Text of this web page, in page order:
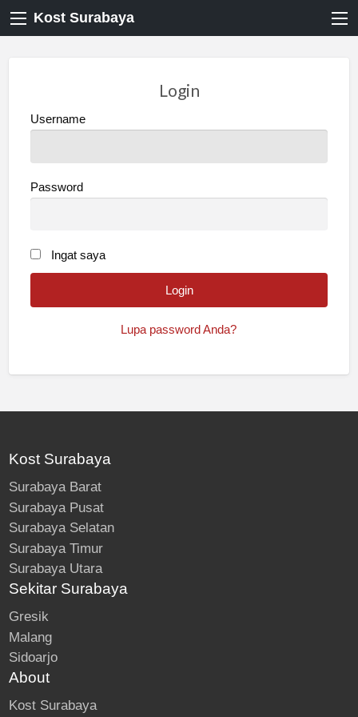
Kost Surabaya
Login
Username
Password
Ingat saya
Lupa password Anda?
Kost Surabaya
Surabaya Barat
Surabaya Pusat
Surabaya Selatan
Surabaya Timur
Surabaya Utara
Sekitar Surabaya
Gresik
Malang
Sidoarjo
About
Kost Surabaya